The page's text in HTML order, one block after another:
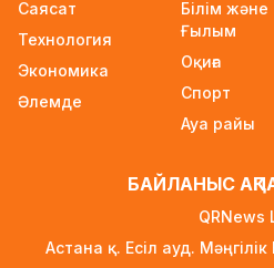
жарияланды
1 күн бұрын
Ауылға көшетін IT-
архивистерге 10,8 млн
үй несиесі берілуі мүмкін
Футболдан Қазақстан
1 күн бұрын
Саясат
Технология
Экономика
Әлемде
Білім және
Ғылым
Оқиға
Спорт
Ауа райы
БАЙЛАНЫС
QRNews
Астана қ. Есіл ауд.